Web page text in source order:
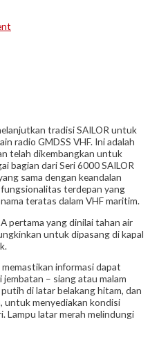
tradisi SAILOR untuk
radio GMDSS VHF. Ini adalah
telah dikembangkan untuk
bagian dari Seri 6000 SAILOR
sama dengan keandalan
terdepan yang
teratas dalam VHF maritim.
pertama yang dinilai tahan air
untuk dipasang di kapal
informasi dapat
– siang atau malam
di latar belakang hitam, dan
untuk menyediakan kondisi
Lampu latar merah melindungi